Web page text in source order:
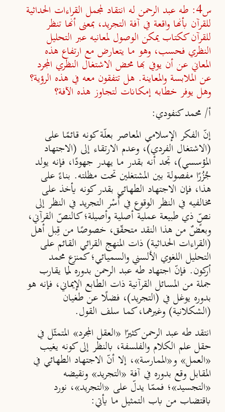
س4: طه عبد الرحمن له انتقاد لمجمل القراءات الحداثية
للقرآن بأنها واقعة في آفة التجريد، بمعنى أنها تنظر
للقرآن ككتاب يمكن الوصول لمعانيه عبر التحليل
النظري فحسب، وهو ما يتعارض مع ارتفاع هذه
المعاني عن أن يوفي بها محض الاشتغال النظري المجرد
عن الملابسة والمعاينة. هل تتفقون معه في هذه الرؤية؟
وهل يوفر خطابه إمكانات لتجاوز هذه الآفة؟
أ/ محمد كنفودي:
إنّ الفكر الإسلامي المعاصر بعلّة كونه قائمًا على
(الاشتغال الفردي)، وعدم الارتقاء إلى (الاجتهاد
المؤسسي)، تجد أنه بقدر ما يهدر جهودًا، فإنه يولد
جُزُرًا مفصولة بين المشتغلين تحت مظلته. بناءً على
هذا، فإن الاجتهاد الطهائي بقدر كونه يأخذ على
مخالفيه في النظر الوقوع في أَسْر التجريد في النظر إلى
نصٍّ ذي طبيعة عملية أصلية وأصيلة؛ كالنصّ القرآني،
وبعضٌ من هذا النقد متحقّق، خصوصًا من قِبل أهل
(القراءات الحداثية) ذات المنهج القرائي القائم على
التحليل اللغوي الألسني والسميائي؛ كمنزع محمد
أركون. فإنّ اجتهاد طه عبد الرحمن بدوره لمّا يقارب
جملة من المسائل القرآنية ذات الطابع الإيماني، فإنه هو
بدوره يوغل في (التجريد)، فضلًا عن طغيان
(الشكلانية) وغيرهما، كما سلف القول.
انتقد طه عبد الرحمن كثيرًا «العقل المجرد» المتمثّل في
حقل علم الكلام والفلسفة، بالنظر إلى كونه يغيب
«العمل» و«الممارسة»، إلا أنّ الاجتهاد الطهائي في
المقابل وقع بدوره في آفة «التجريد» ونقيضه
«التجسيد»؛ فممّا يدلّ على «التجريد»، نورد
باقتضاب من باب التمثيل ما يأتي: